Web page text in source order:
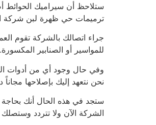
ستلاحظ أن سيراميك
ترميمات حي ظهرة لبن شركة
جراء اتصالك بالشركة تقوم
للمواسير أو الصنابير المكسورة.
وفي حال وجود أي من أدوات
نحن نتعهد إليك بإصلاحها
ستجد في هذه الحال أنك بحاجة
الشركة الآن ولا تتردد وستصلك